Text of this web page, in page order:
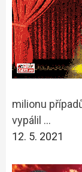
milionu
vypálil …
12. 5. 2021